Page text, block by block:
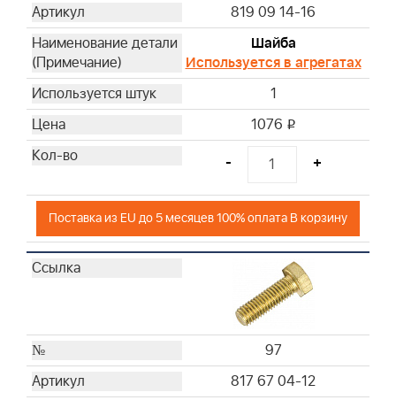
819 09 14-16
Шайба
Используется в агрегатах
1
1076 i
- +
Поставка из EU до 5 месяцев 100% оплата В корзину
97
817 67 04-12